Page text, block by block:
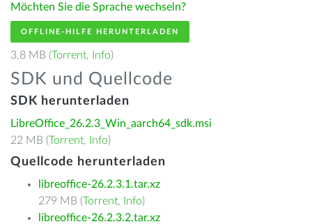
Möchten Sie die Sprache wechseln?
OFFLINE-HILFE HERUNTERLADEN
3.8 MB (Torrent, Info)
SDK und Quellcode
SDK herunterladen
LibreOffice_26.2.3_Win_aarch64_sdk.msi
22 MB (Torrent, Info)
Quellcode herunterladen
libreoffice-26.2.3.1.tar.xz
279 MB (Torrent, Info)
libreoffice-26.2.3.2.tar.xz